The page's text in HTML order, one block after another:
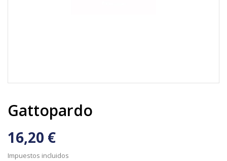
Gattopardo
16,20 €
Impuestos incluidos